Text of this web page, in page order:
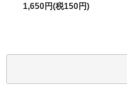
1,650円(税150円)